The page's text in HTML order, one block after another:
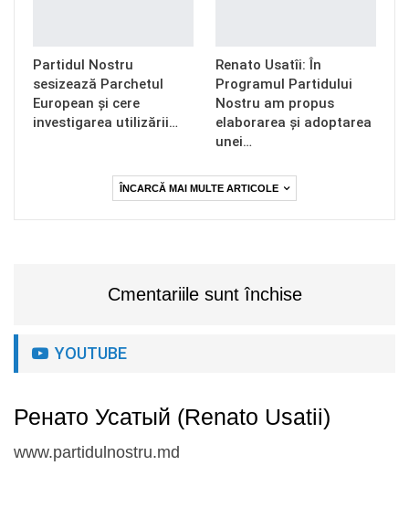
Partidul Nostru
sesizează Parchetul
European și cere
investigarea utilizării…
Renato Usatîi: În
Programul Partidului
Nostru am propus
elaborarea și adoptarea
unei…
ÎNCARCĂ MAI MULTE ARTICOLE
Cmentariile sunt închise
YOUTUBE
Ренато Усатый (Renato Usatii)
www.partidulnostru.md